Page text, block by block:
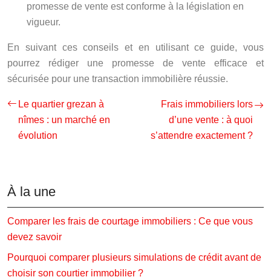
promesse de vente est conforme à la législation en
vigueur.
En suivant ces conseils et en utilisant ce guide, vous
pourrez rédiger une promesse de vente efficace et
sécurisée pour une transaction immobilière réussie.
Le quartier grezan à
nîmes : un marché en
évolution
Frais immobiliers lors
d’une vente : à quoi
s’attendre exactement ?
À la une
Comparer les frais de courtage immobiliers : Ce que vous
devez savoir
Pourquoi comparer plusieurs simulations de crédit avant de
choisir son courtier immobilier ?